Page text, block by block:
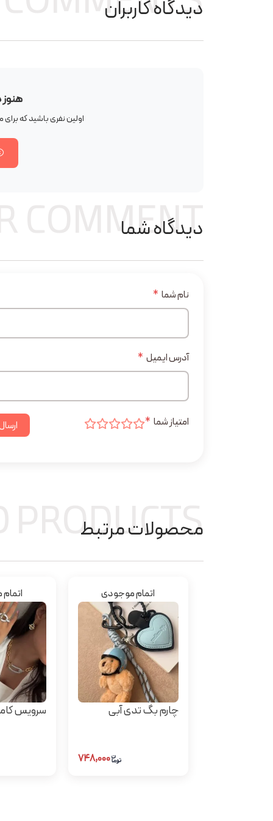
دیدگاه کاربران
اولین نفری باشید که
دیدگاه شما
COMMENT
نام شما *
آدرس ایمیل *
امتیاز شما *
محصولات مرتبط
PRODUCTS
اتمام موجودی
چارم بگ تدی آبی
۷۴۸,۰۰۰
سرویس